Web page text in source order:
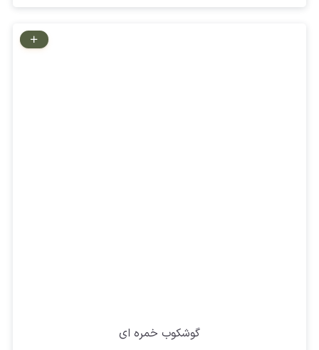
گوشکوب خمره ای